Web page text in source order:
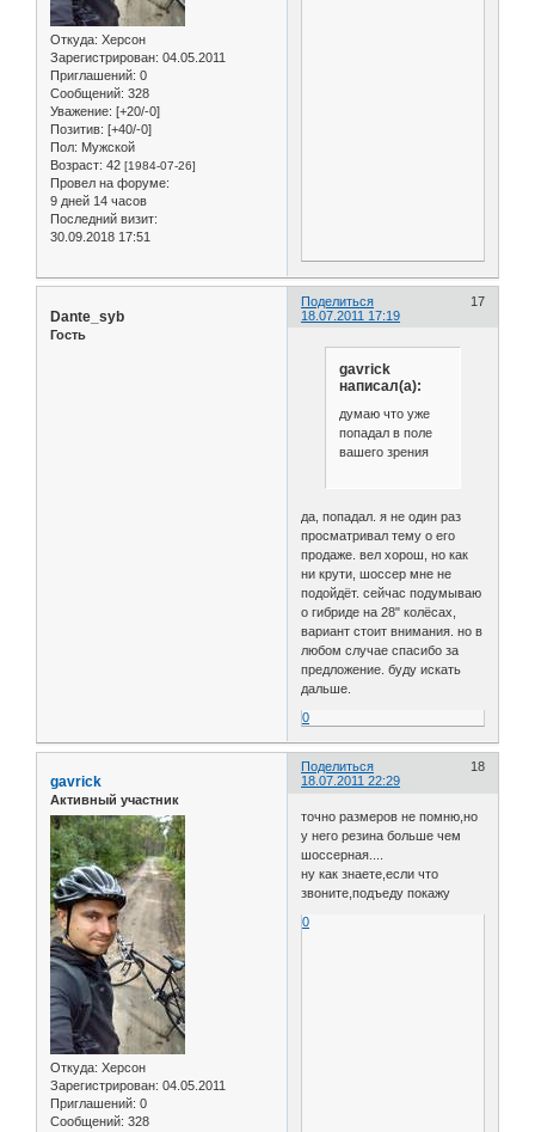
Откуда: Херсон
Зарегистрирован: 04.05.2011
Приглашений: 0
Сообщений: 328
Уважение: [+20/-0]
Позитив: [+40/-0]
Пол: Мужской
Возраст: 42 [1984-07-26]
Провел на форуме:
9 дней 14 часов
Последний визит:
30.09.2018 17:51
Поделиться
17
18.07.2011 17:19
Dante_syb
Гость
gavrick
написал(а):
думаю что уже
попадал в поле
вашего зрения
да, попадал. я не один раз
просматривал тему о его
продаже. вел хорош, но как
ни крути, шоссер мне не
подойдёт. сейчас подумываю
о гибриде на 28" колёсах,
вариант стоит внимания. но в
любом случае спасибо за
предложение. буду искать
дальше.
0
Поделиться
18
18.07.2011 22:29
gavrick
Активный участник
Откуда: Херсон
Зарегистрирован: 04.05.2011
Приглашений: 0
Сообщений: 328
точно размеров не помню,но
у него резина больше чем
шоссерная....
ну как знаете,если что
звоните,подъеду покажу
0